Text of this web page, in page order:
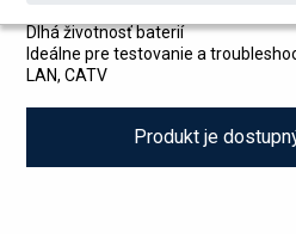
Dlhá životnosť baterií
Ideálne pre testovanie a
LAN, CATV
Produkt je